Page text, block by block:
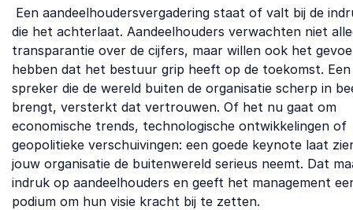
Een aandeelhoudersvergadering staat of valt bij de
die het achterlaat. Aandeelhouders verwachten niet
transparantie over de cijfers, maar willen ook het
hebben dat het bestuur grip heeft op de toekomst. Een
spreker die de wereld buiten de organisatie scherp in
brengt, versterkt dat vertrouwen. Of het nu gaat om
economische trends, technologische ontwikkelingen of
geopolitieke verschuivingen: een goede keynote laat
jouw organisatie de buitenwereld serieus neemt. Dat
indruk op aandeelhouders en geeft het management
podium om hun visie kracht bij te zetten.